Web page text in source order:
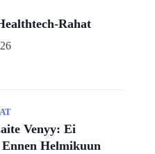
Rahat
Venyy: Ei
Helmikuun